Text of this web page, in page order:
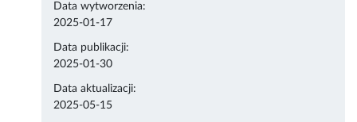
Data wytworzenia:
2025-01-17
Data publikacji:
2025-01-30
Data aktualizacji:
2025-05-15